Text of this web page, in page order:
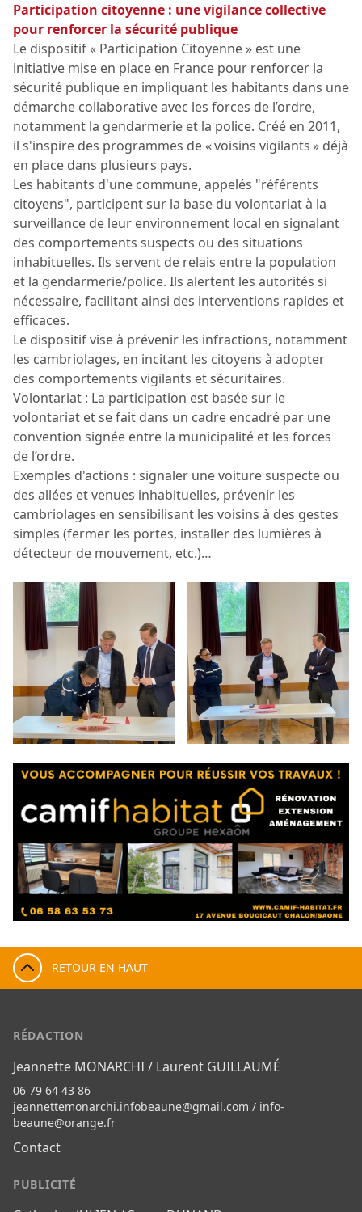
Participation citoyenne : une vigilance collective
pour renforcer la sécurité publique
Le dispositif « Participation Citoyenne » est une
initiative mise en place en France pour renforcer la
sécurité publique en impliquant les habitants dans une
démarche collaborative avec les forces de l’ordre,
notamment la gendarmerie et la police. Créé en 2011,
il s'inspire des programmes de « voisins vigilants » déjà
en place dans plusieurs pays.
Les habitants d'une commune, appelés "référents
citoyens", participent sur la base du volontariat à la
surveillance de leur environnement local en signalant
des comportements suspects ou des situations
inhabituelles. Ils servent de relais entre la population
et la gendarmerie/police. Ils alertent les autorités si
nécessaire, facilitant ainsi des interventions rapides et
efficaces.
Le dispositif vise à prévenir les infractions, notamment
les cambriolages, en incitant les citoyens à adopter
des comportements vigilants et sécuritaires.
Volontariat : La participation est basée sur le
volontariat et se fait dans un cadre encadré par une
convention signée entre la municipalité et les forces
de l’ordre.
Exemples d'actions : signaler une voiture suspecte ou
des allées et venues inhabituelles, prévenir les
cambriolages en sensibilisant les voisins à des gestes
simples (fermer les portes, installer des lumières à
détecteur de mouvement, etc.)…
RETOUR EN HAUT
RÉDACTION
Jeannette MONARCHI / Laurent GUILLAUMÉ
06 79 64 43 86
jeannettemonarchi.infobeaune@gmail.com / info-
beaune@orange.fr
Contact
PUBLICITÉ